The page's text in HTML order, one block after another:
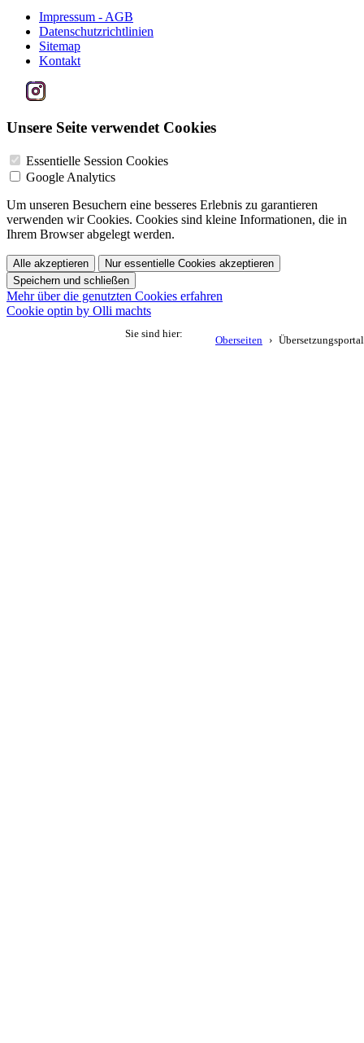
Sie sind hier:
Oberseiten Übersetzungsportal
Impressum - AGB
Datenschutzrichtlinien
Sitemap
Kontakt
Unsere Seite verwendet Cookies
Essentielle Session Cookies
Google Analytics
Um unseren Besuchern eine besseres Erlebnis zu garantieren
verwenden wir Cookies. Cookies sind kleine Informationen, die in
Ihrem Browser abgelegt werden.
Alle akzeptieren
Nur essentielle Cookies akzeptieren
Speichern und schließen
Mehr über die genutzten Cookies erfahren
Cookie optin by Olli machts